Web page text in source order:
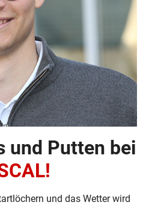
und Putten bei
und das Wetter wird